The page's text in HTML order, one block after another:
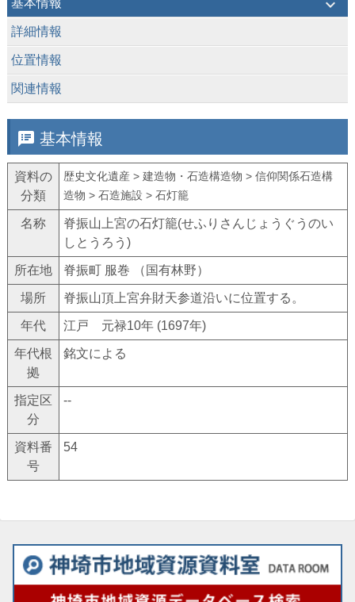
基本情報 keyboard_arrow_down
詳細情報
位置情報
関連情報
speaker_notes 基本情報
資料の
分類
歴史文化遺産 > 建造物・石造構造物 > 信仰関係石造構
造物 > 石造施設 > 石灯籠
名称
脊振山上宮の石灯籠(せふりさんじょうぐうのい
しとうろう)
所在地 脊振町 服巻 （国有林野）
場所 脊振山頂上宮弁財天参道沿いに位置する。
年代 江戸 元禄10年 (1697年)
年代根
拠
銘文による
指定区
分
--
資料番
号
54